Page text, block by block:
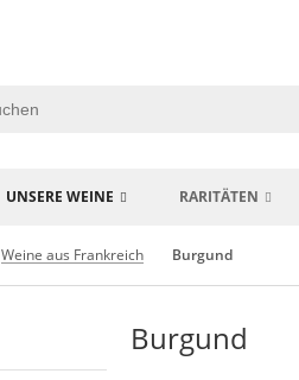
UNSERE WEINE RARITÄTEN
Weine aus Frankreich Burgund
Burgund